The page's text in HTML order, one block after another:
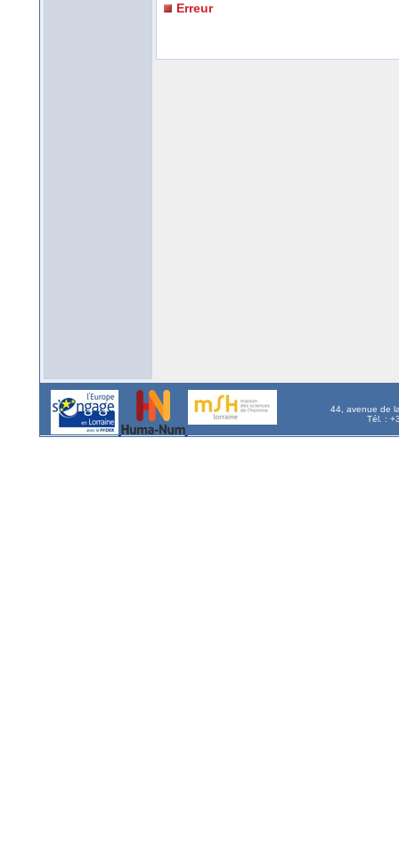
Erreur
44, avenue de
Tél. :